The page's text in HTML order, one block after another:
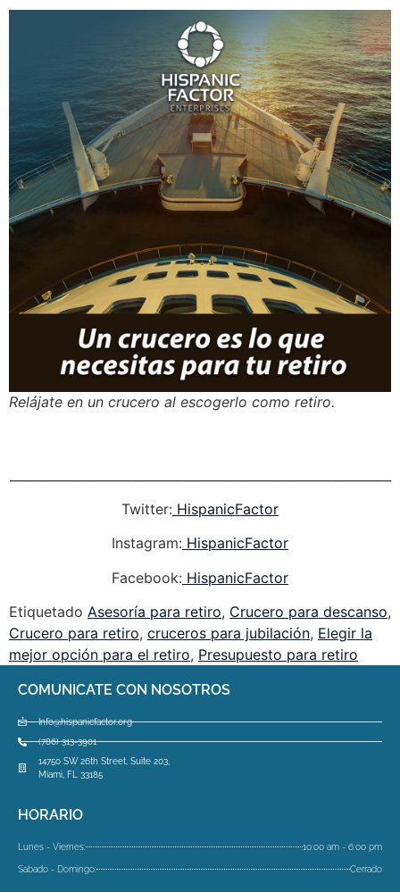
Relájate en un crucero al escogerlo como retiro.
Twitter: HispanicFactor
Instagram: HispanicFactor
Facebook: HispanicFactor
Etiquetado Asesoría para retiro, Crucero para descanso,
Crucero para retiro, cruceros para jubilación, Elegir la
mejor opción para el retiro, Presupuesto para retiro
COMUNICATE CON NOSOTROS
Info@hispanicfactor.org
(786) 313-3901
14750 SW 26th Street, Suite 203,
Miami, FL 33185
HORARIO
Lunes - Viernes: 10:00 am - 6:00 pm
Sabado - Domingo: Cerrado